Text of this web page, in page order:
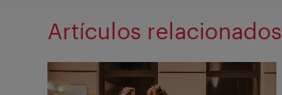
Artículos relacionados